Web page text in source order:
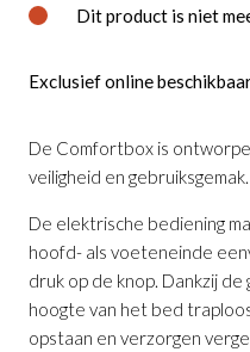
Dit product is niet
Exclusief online
De Comfortbox is
veiligheid en gebruiksgemak.
De elektrische bediening
hoofd- als voeteneinde
druk op de knop. Dankzij
hoogte van het bed
opstaan en verzorgen
Elektrische
toegevoegd aan je